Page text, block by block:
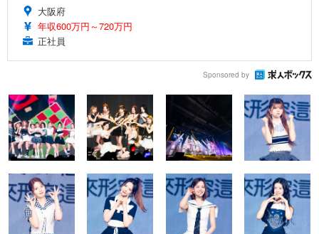
大阪府
年収600万円～720万円
正社員
Sponsored by